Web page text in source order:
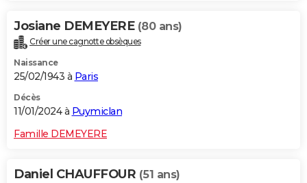
Josiane DEMEYERE (80 ans)
Créer une cagnotte obsèques
Naissance
25/02/1943 à Paris
Décès
11/01/2024 à Puymiclan
Famille DEMEYERE
Daniel CHAUFFOUR (51 ans)